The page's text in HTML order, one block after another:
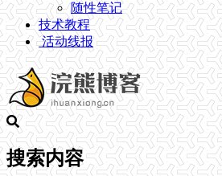
随性笔记
技术教程
活动线报
搜索内容